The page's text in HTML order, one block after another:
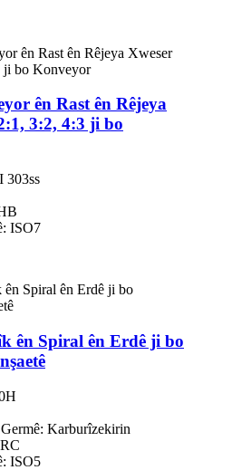
ên Rast ên Rêjeya
3:2, 4:3 ji bo
303ss
ISO7
ên Spiral ên Erdê ji bo
Karburîzekirin
ISO5